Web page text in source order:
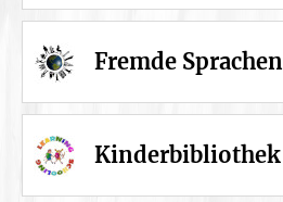
Fremde Sprachen
Kinderbibliothek